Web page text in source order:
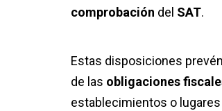
comprobación del SAT.
Estas disposiciones
de las obligaciones
establecimientos o